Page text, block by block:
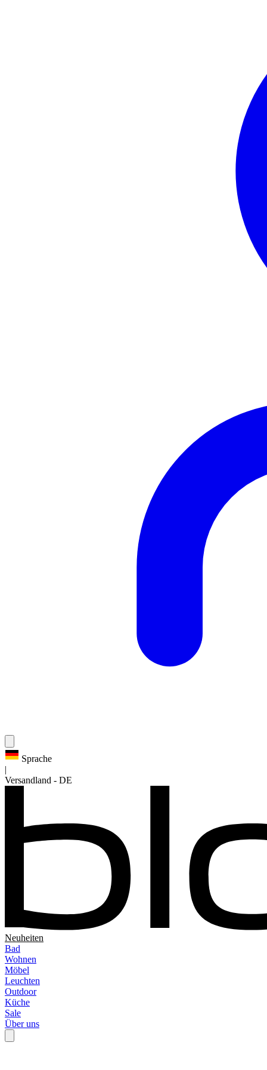
Sprache
Versandland - DE
Neuheiten
Bad
Wohnen
Möbel
Leuchten
Outdoor
Küche
Sale
Über uns